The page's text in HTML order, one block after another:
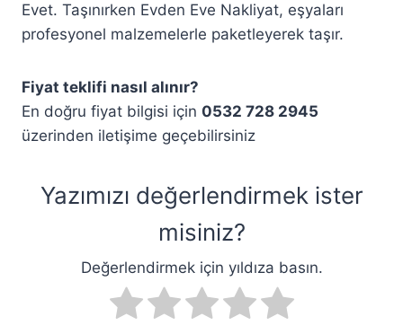
Evet. Taşınırken Evden Eve Nakliyat, eşyaları
profesyonel malzemelerle paketleyerek taşır.
Fiyat teklifi nasıl alınır?
En doğru fiyat bilgisi için 0532 728 2945
üzerinden iletişime geçebilirsiniz
Yazımızı değerlendirmek ister
misiniz?
Değerlendirmek için yıldıza basın.